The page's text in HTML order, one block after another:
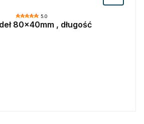
5.0
80x40mm , długość